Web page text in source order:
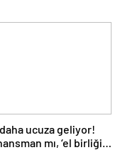
ucuza geliyor!
mı, ‘el birliği’